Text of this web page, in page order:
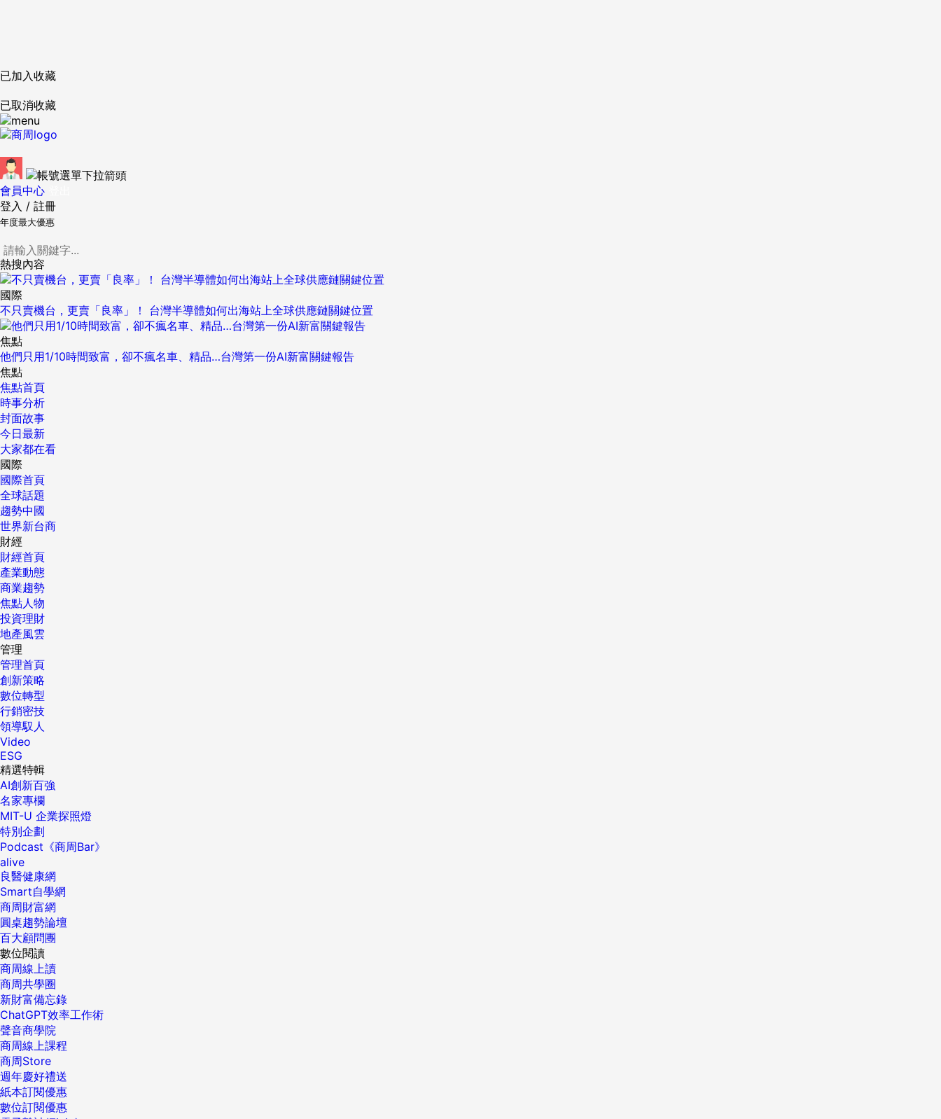
已加入收藏
已取消收藏
會員中心
登入 / 註冊
年度最大優惠
熱搜內容
國際
不只賣機台，更賣「良率」！ 台灣半導體如何出海站上全球供應鏈關鍵位置
焦點
他們只用1/10時間致富，卻不瘋名車、精品…台灣第一份AI新富關鍵報告
焦點
焦點首頁
時事分析
封面故事
今日最新
大家都在看
國際
國際首頁
全球話題
趨勢中國
世界新台商
財經
財經首頁
產業動態
商業趨勢
焦點人物
投資理財
地產風雲
管理
管理首頁
創新策略
數位轉型
行銷密技
領導馭人
Video
ESG
精選特輯
AI創新百強
名家專欄
MIT-U 企業探照燈
特別企劃
Podcast《商周Bar》
alive
良醫健康網
Smart自學網
商周財富網
圓桌趨勢論壇
百大顧問團
數位閱讀
商周線上讀
商周共學圈
新財富備忘錄
ChatGPT效率工作術
聲音商學院
商周線上課程
商周Store
週年慶好禮送
紙本訂閱優惠
數位訂閱優惠